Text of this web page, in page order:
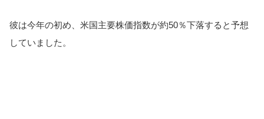
彼は今年の初め、米国主要株価指数が約50％下落すると予想
していました。